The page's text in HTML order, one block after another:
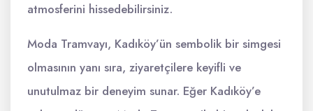
atmosferini hissedebilirsiniz.
Moda Tramvayı, Kadıköy’ün sembolik bir simgesi
olmasının yanı sıra, ziyaretçilere keyifli ve
unutulmaz bir deneyim sunar. Eğer Kadıköy’e